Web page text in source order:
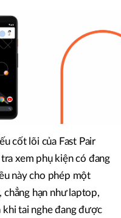
cốt lõi của Fast Pair
xem phụ kiện có đang
này cho phép một
hạn như laptop,
khi tai nghe đang được